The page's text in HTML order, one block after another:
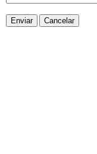
Enviar Cancelar